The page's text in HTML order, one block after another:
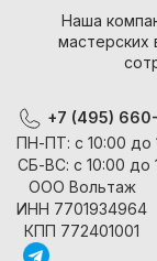
Наша
мастерских
+7 (495)
ПН-ПТ: с 10:00 до
СБ-ВС: с 10:00 до
ООО Вольтаж
ИНН 7701934964
КПП 772401001